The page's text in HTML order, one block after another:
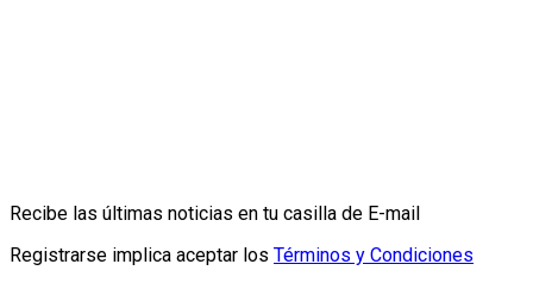
Recibe las últimas noticias en tu casilla de E-mail
Registrarse implica aceptar los Términos y Condiciones